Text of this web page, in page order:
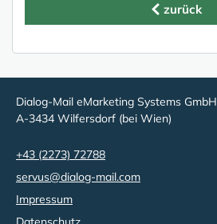
zurück
Dialog-Mail eMarketing Systems GmbH
A-3434 Wilfersdorf (bei Wien)
+43 (2273) 72788
servus@dialog-mail.com
Impressum